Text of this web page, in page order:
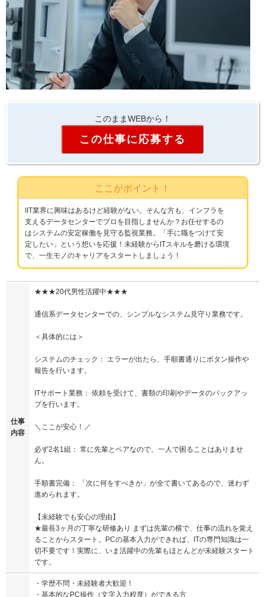
このままWEBから！
この仕事に応募する
ここがポイント！
IIT業界に興味はあるけど経験がない。そんな方も、インフラを
支えるデータセンターでプロを目指しませんか？お任せするの
はシステムの安定稼働を見守る監視業務。「手に職をつけて安
定したい」という想いを応援！未経験からITスキルを磨ける環境
で、一生モノのキャリアをスタートしましょう！
仕事
内容
★★★20代男性活躍中★★★
通信系データセンターでの、シンプルなシステム見守り業務です。
＜具体的には＞
システムのチェック： エラーが出たら、手順書通りにボタン操作や
報告を行います。
ITサポート業務： 依頼を受けて、書類の印刷やデータのバックアッ
プを行います。
＼ここが安心！／
必ず2名1組： 常に先輩とペアなので、一人で困ることはありませ
ん。
手順書完備： 「次に何をすべきか」が全て書いてあるので、迷わず
進められます。
【未経験でも安心の理由】
★最長3ヶ月の丁寧な研修あり まずは先輩の横で、仕事の流れを覚え
ることからスタート。PCの基本入力ができれば、ITの専門知識は一
切不要です！実際に、いま活躍中の先輩もほとんどが未経験スタート
です。
・学歴不問・未経験者大歓迎！
・基本的なPC操作（文字入力程度）ができる方